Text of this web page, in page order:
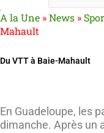
A la Une »News »
Mahault
Du VTT à Baie-Mahault
En Guadeloupe, les
dimanche. Après un